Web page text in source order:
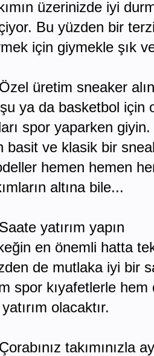
üzerinizde iyi
Bu yüzden bir
için giymekle şık
üretim sneaker alın
ya da basketbol için
spor yaparken
basit ve klasik bir
hemen hemen
altına bile...
yatırım yapın
en önemli hatta
de mutlaka iyi bir
spor kıyafetlerle hem
olacaktır.
takımınızla